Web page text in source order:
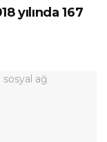
yılında 167